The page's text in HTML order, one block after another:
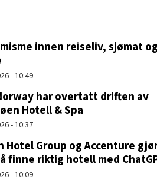
innen reiseliv, sjømat og
- 10:49
har overtatt driften av
Hotell & Spa
- 10:37
Hotel Group og Accenture
finne riktig hotell med
- 10:09